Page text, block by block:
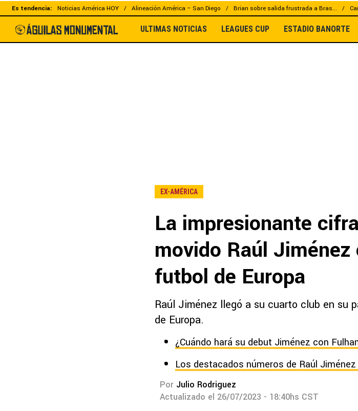
Es tendencia: Noticias América HOY Alineación América – San Diego Brian sobre salida frustrada a Bras...
ULTIMAS NOTICIAS LEAGUES CUP ESTADIO BANORTE
EX-AMÉRICA
La impresionante
movido Raúl
futbol de Europa
Raúl Jiménez llegó a su cuarto club en su
de Europa.
¿Cuándo hará su debut Jiménez con
Los destacados números de Raúl Jiménez
Por Julio Rodriguez
Actualizado el 26/07/2023 - 18:40hs CST